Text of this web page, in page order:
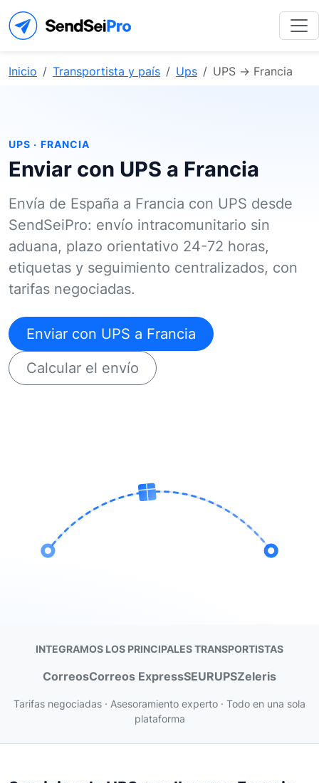
Inicio Transportista y país Ups UPS → Francia
UPS · FRANCIA
Enviar con UPS a Francia
Envía de España a Francia con UPS desde
SendSeiPro: envío intracomunitario sin
aduana, plazo orientativo 24-72 horas,
etiquetas y seguimiento centralizados, con
tarifas negociadas.
Enviar con UPS a Francia
Calcular el envío
INTEGRAMOS LOS PRINCIPALES TRANSPORTISTAS
CorreosCorreos ExpressSEURUPSZeleris
Tarifas negociadas · Asesoramiento experto · Todo en una sola
plataforma